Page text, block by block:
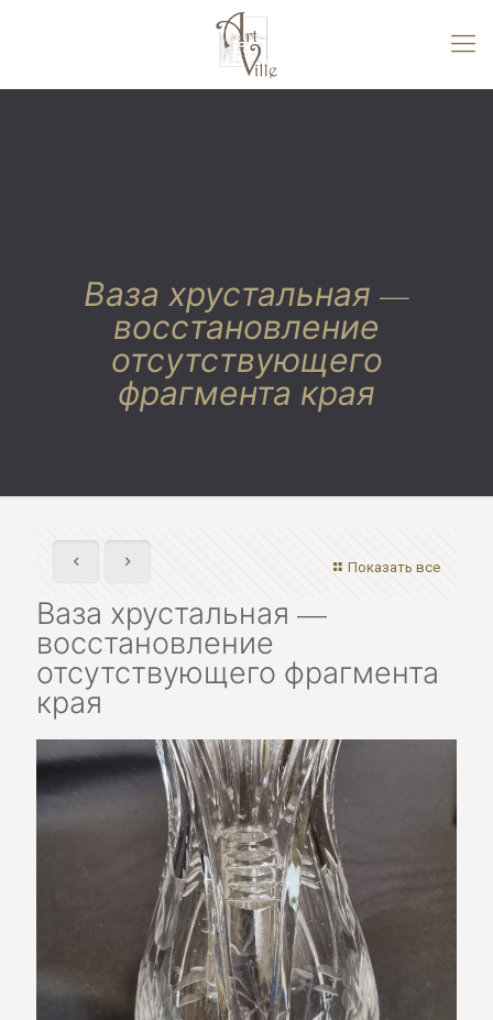
Ваза хрустальная —
восстановление
отсутствующего
фрагмента края
Показать все
Ваза хрустальная —
восстановление
отсутствующего фрагмента
края